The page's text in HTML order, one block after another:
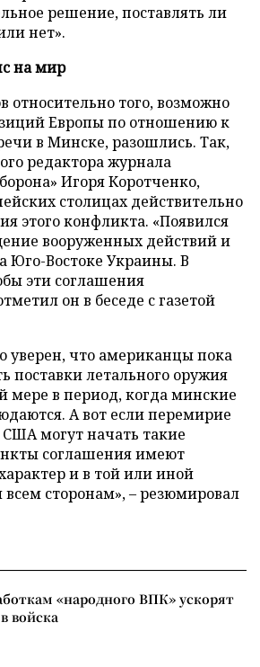
решение, поставлять ли
нет».
на мир
относительно того, возможно
Европы по отношению к
в Минске, разошлись. Так,
редактора журнала
Игоря Коротченко,
столицах действительно
этого конфликта. «Появился
вооруженных действий и
Юго-Востоке Украины. В
эти соглашения
он в беседе с газетой
уверен, что американцы пока
поставки летального оружия
мере в период, когда минские
А вот если перемирие
США могут начать такие
соглашения имеют
и в той или иной
сторонам», – резюмировал
«народного ВПК» ускорят
войска